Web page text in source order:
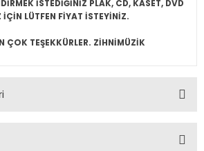
İSTEDİĞİNİZ PLAK, CD, KASET, DVD
İÇİN LÜTFEN FİYAT İSTEYİNİZ.
ÇOK TEŞEKKÜRLER. ZİHNİMÜZİK